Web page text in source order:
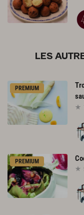
LES
PREMIUM
PREMIUM